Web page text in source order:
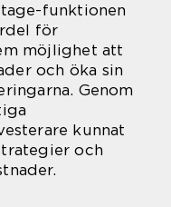
funktionen
för
möjlighet att
och öka sin
Genom
kunnat
och